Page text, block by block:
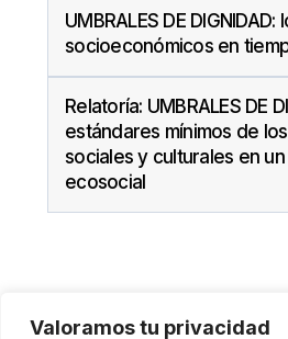
Valoramos tu privacidad
UMBRALES DE
socioeconómicos en
Relatoría: UMBRALES DE
estándares mínimos de
sociales y culturales en
ecosocial